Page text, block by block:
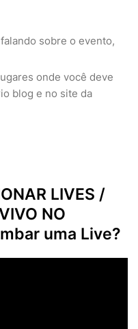
sobre o evento,
onde você deve
blog e no site da
LIVES /
NO
uma Live?